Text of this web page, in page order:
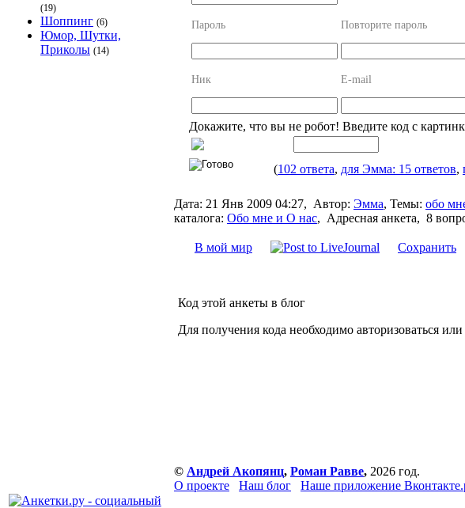
(19)
Шоппинг (6)
Юмор, Шутки,
Приколы (14)
Пароль Повторите пароль
Ник E-mail
Докажите, что вы не робот! Введите код с
(102 ответа, для Эмма: 15 ответов,
Дата: 21 Янв 2009 04:27, Автор: Эмма, Темы: обо
каталога: Обо мне и О нас, Адресная анкета, 8
В мой мир Сохранить
Код этой анкеты в блог
Для получения кода необходимо авторизоваться или
© Андрей Акопянц, Роман Равве, 2026 год.
О проекте
Наш блог Наше приложение